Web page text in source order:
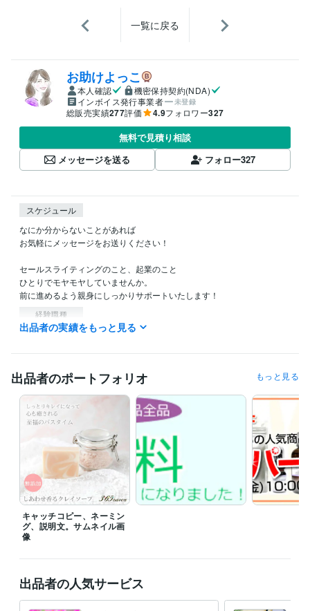
一覧に戻る
お助けよっこ
本人確認
機密保持契約(NDA)
インボイス発行事業者
未登録
総販売実績277評価 4.9フォロワー327
無料で見積り相談
メッセージを送る
フォロー327
スケジュール
なにか分からないことがあれば
お気軽にメッセージをお送りください！
セールスライティングのこと、起業のこと
ひとりでモヤモヤしていませんか。
前に進めるよう親身にしっかりサポートいたします！
経験職種
マーケティング / ブランディング
職歴
熊本市男女共同参画センター「プチ起業はじめの一歩」セミナー
同セミナー●すぐに使えるメールマガジンのコツ
東京商工会議所●女
性の心をつかむと売り上げは伸びる
岩木山観光協会●消費を握る女性
視点から見る「行きたい宿」
岩木山観光協会●30倍売上アップの ネ
ットショップのテク公開 【EC事業者向けセミナー】～女性客を増や
すリピーター育成術～
ビジネス・クリエイティブツール
Wix:15年WordPress:10年 Access:15年
Google スプレッドシート:5年
PowerPoint:15年
得意分野
ライティング・翻訳 ライティング・キャッチコピー・メルマガ
出品者の実績をもっと見る
出品者のポートフォリオ もっと見る
キャッチコピー、ネーミン
グ、説明文。サムネイル画
像
出品者の人気サービス